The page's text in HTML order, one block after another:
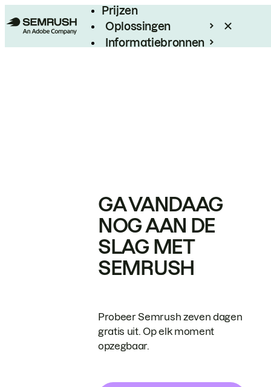
Prijzen
Oplossingen
Informatiebronnen
GA VANDAAG
NOG AAN DE
SLAG MET
SEMRUSH
Probeer Semrush zeven dagen
gratis uit. Op elk moment
opzegbaar.